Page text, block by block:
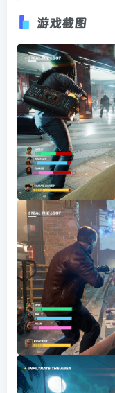
游戏截图